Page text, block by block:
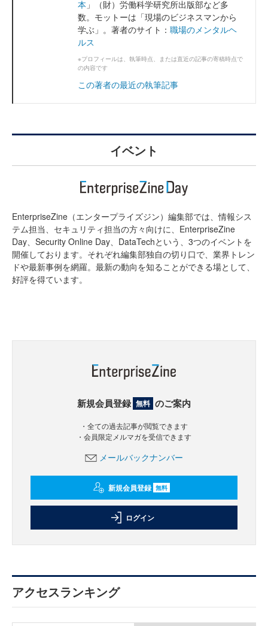
本 」（財）労働科学研究所出版部など多
数。モットーは「現場のビジネスマンから
学ぶ」。著者のサイト： 職場のメンタルヘ
ルス
※プロフィールは、執筆時点、または直近の記事の寄稿時点で
の内容です
この著者の最近の執筆記事
イベント
EnterpriseZine（エンタープライズジン）編集部では、情報シス
テム担当、セキュリティ担当の方々向けに、EnterpriseZine
Day、Security Online Day、DataTechという、3つのイベントを
開催しております。それぞれ編集部独自の切り口で、業界トレン
ドや最新事例を網羅。最新の動向を知ることができる場として、
好評を得ています。
新規会員登録 無料 のご案内
・全ての過去記事が閲覧できます
・会員限定メルマガを受信できます
メールバックナンバー
新規会員登録 無料
ログイン
アクセスランキング